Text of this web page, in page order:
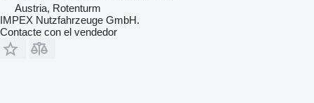
Austria, Rotenturm
IMPEX Nutzfahrzeuge GmbH.
Contacte con el vendedor